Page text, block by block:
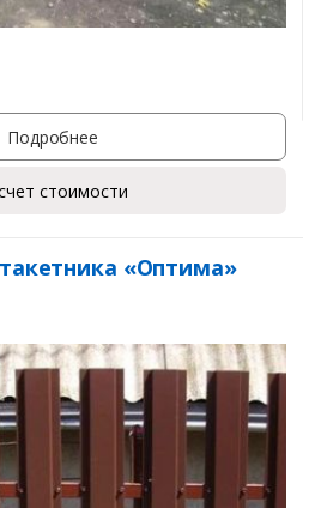
Подробнее
стоимости
«Оптима»